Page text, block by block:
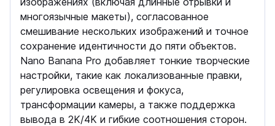
многоязычные макеты), согласованное
смешивание нескольких изображений и точное
сохранение идентичности до пяти объектов.
Nano Banana Pro добавляет тонкие творческие
настройки, такие как локализованные правки,
регулировка освещения и фокуса,
трансформации камеры, а также поддержка
вывода в 2K/4K и гибкие соотношения сторон.